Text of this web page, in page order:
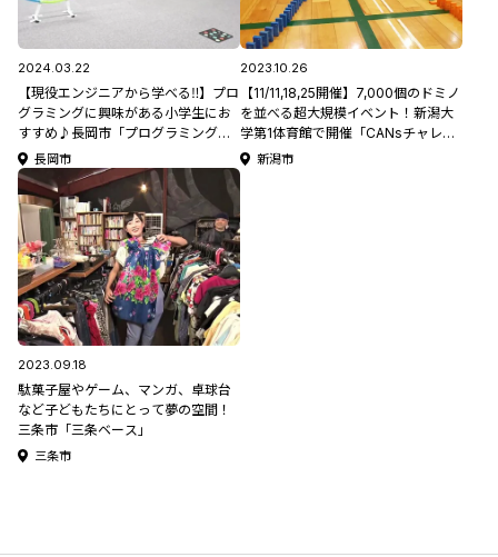
2024.03.22
【現役エンジニアから学べる‼】プロ
グラミングに興味がある小学生にお
すすめ♪長岡市「プログラミング教
室 p.g.camp」
長岡市
2023.10.26
【11/11,18,25開催】7,000個のドミノ
を並べる超大規模イベント！新潟大
学第1体育館で開催「CANsチャレン
ジプロジェクト2023」
新潟市
2023.09.18
駄菓子屋やゲーム、マンガ、卓球台
など子どもたちにとって夢の空間！
三条市「三条ベース」
三条市